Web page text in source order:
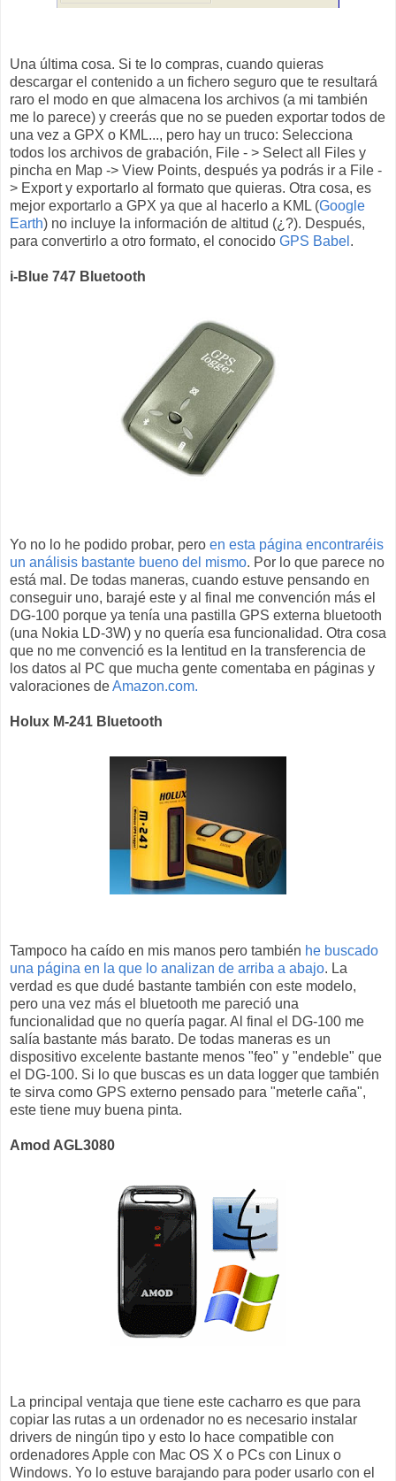
Una última cosa. Si te lo compras, cuando quieras
descargar el contenido a un fichero seguro que te resultará
raro el modo en que almacena los archivos (a mi también
me lo parece) y creerás que no se pueden exportar todos de
una vez a GPX o KML..., pero hay un truco: Selecciona
todos los archivos de grabación, File - > Select all Files y
pincha en Map -> View Points, después ya podrás ir a File -
> Export y exportarlo al formato que quieras. Otra cosa, es
mejor exportarlo a GPX ya que al hacerlo a KML (Google
Earth) no incluye la información de altitud (¿?). Después,
para convertirlo a otro formato, el conocido GPS Babel .
i-Blue 747 Bluetooth
Yo no lo he podido probar, pero en esta página encontraréis
un análisis bastante bueno del mismo. Por lo que parece no
está mal. De todas maneras, cuando estuve pensando en
conseguir uno, barajé este y al final me convención más el
DG-100 porque ya tenía una pastilla GPS externa bluetooth
(una Nokia LD-3W) y no quería esa funcionalidad. Otra cosa
que no me convenció es la lentitud en la transferencia de
los datos al PC que mucha gente comentaba en páginas y
valoraciones deAmazon.com.
Holux M-241 Bluetooth
Tampoco ha caído en mis manos pero también he buscado
una página en la que lo analizan de arriba a abajo. La
verdad es que dudé bastante también con este modelo,
pero una vez más el bluetooth me pareció una
funcionalidad que no quería pagar. Al final el DG-100 me
salía bastante más barato. De todas maneras es un
dispositivo excelente bastante menos "feo" y "endeble" que
el DG-100. Si lo que buscas es un data logger que también
te sirva como GPS externo pensado para "meterle caña",
este tiene muy buena pinta.
Amod AGL3080
La principal ventaja que tiene este cacharro es que para
copiar las rutas a un ordenador no es necesario instalar
drivers de ningún tipo y esto lo hace compatible con
ordenadores Apple con Mac OS X o PCs con Linux o
Windows. Yo lo estuve barajando para poder usarlo con el